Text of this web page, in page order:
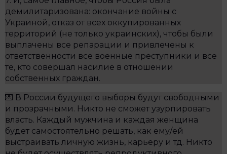
демилитаризована: окончание войны с
Украиной, отказ от всех оккупированных
территорий (не только украинских), чтобы были
выплачены все репарации и привлечены к
ответственности все военные преступники и все
те, кто совершал насилие в отношении
собственных граждан.
💌 В России будущего выборы будут свободными
и прозрачными. Никто не сможет узурпировать
власть. Каждый мужчина и каждая женщина
будет самостоятельно решать, как ему/ей
выстраивать личную жизнь, карьеру и тд. Никто